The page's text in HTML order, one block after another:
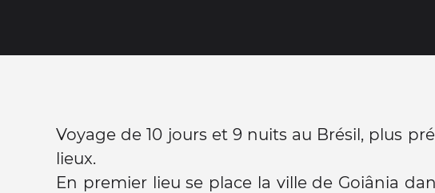
Voyage de 10 jours et 9 nuits au Brésil, plus
lieux.
En premier lieu se place la ville de Goiânia